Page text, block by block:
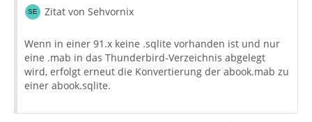
Zitat von Sehvornix
Wenn in einer 91.x keine .sqlite vorhanden ist und nur
eine .mab in das Thunderbird-Verzeichnis abgelegt
wird, erfolgt erneut die Konvertierung der abook.mab zu
einer abook.sqlite.